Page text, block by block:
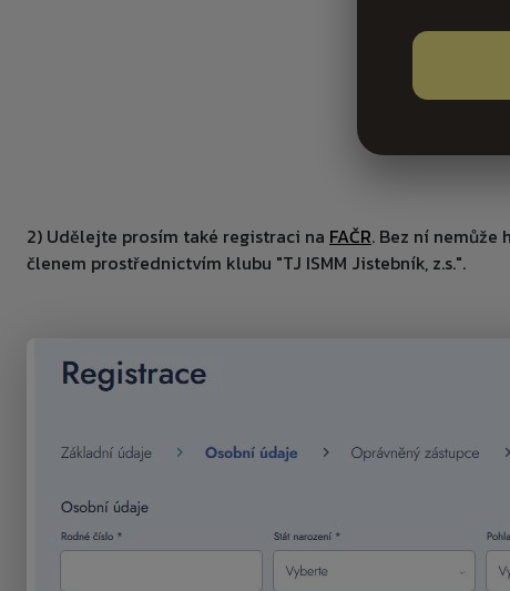
2) Udělejte prosím také registraci na FAČR. Bez ní
členem prostřednictvím klubu "TJ ISMM Jistebník, z.s.".